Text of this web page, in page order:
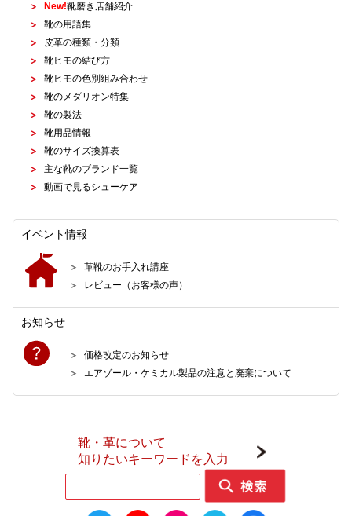
New!靴磨き店舗紹介
靴の用語集
皮革の種類・分類
靴ヒモの結び方
靴ヒモの色別組み合わせ
靴のメダリオン特集
靴の製法
靴用品情報
靴のサイズ換算表
主な靴のブランド一覧
動画で見るシューケア
イベント情報
革靴のお手入れ講座
レビュー（お客様の声）
お知らせ
価格改定のお知らせ
エアゾール・ケミカル製品の注意と廃棄について
靴・革について
知りたいキーワードを入力